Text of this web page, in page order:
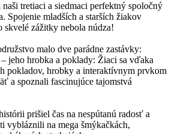
tretiaci a siedmaci perfektný spoločný
Spojenie mladších a starších žiakov
skvelé zážitky nebola núdza!
malo dve parádne zastávky:
jeho hrobka a poklady: Žiaci sa vďaka
pokladov, hrobky a interaktívnym prvkom
a spoznali fascinujúce tajomstvá
prišiel čas na nespútanú radosť a
vybláznili na mega šmýkačkách,